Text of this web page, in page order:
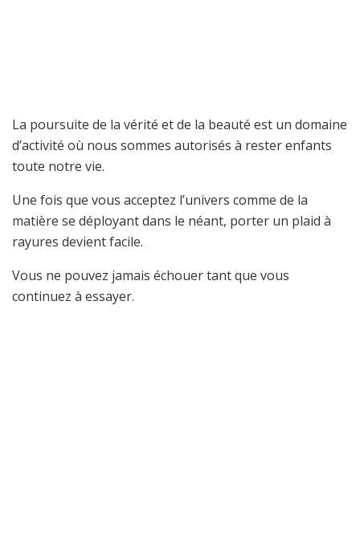
La poursuite de la vérité et de la beauté est un domaine
d’activité où nous sommes autorisés à rester enfants
toute notre vie.
Une fois que vous acceptez l’univers comme de la
matière se déployant dans le néant, porter un plaid à
rayures devient facile.
Vous ne pouvez jamais échouer tant que vous
continuez à essayer.